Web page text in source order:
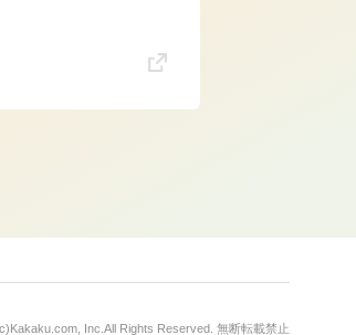
Kakaku.com, Inc. All Rights Reserved. 無断転載禁止